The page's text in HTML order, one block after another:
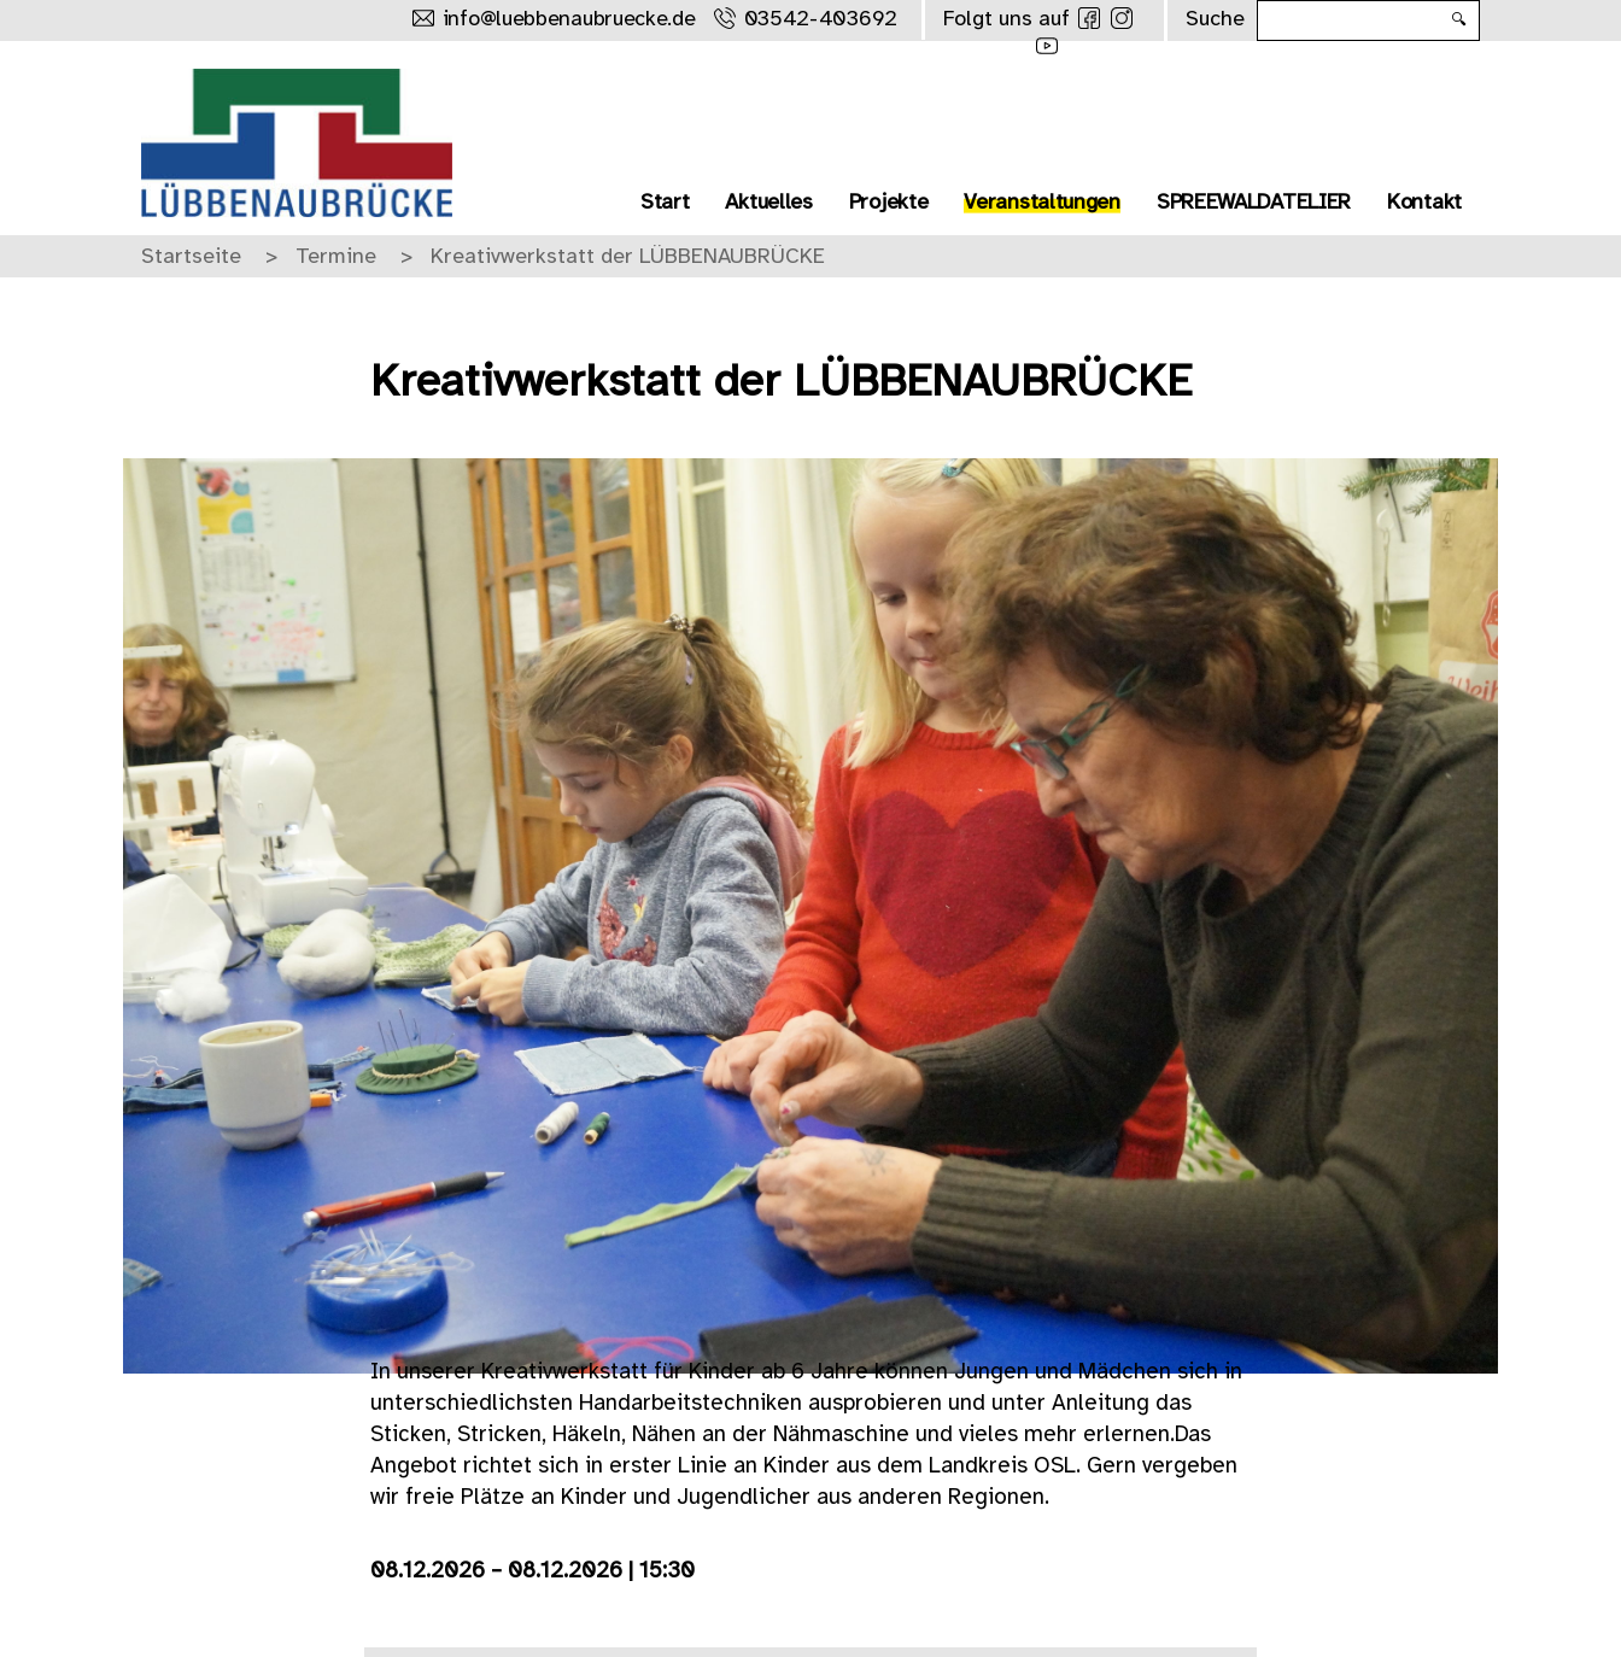
info@luebbenaubruecke.de 03542-403692 Folgt uns auf Suche 🔍
Start Aktuelles Projekte Veranstaltungen SPREEWALDATELIER Kontakt
Startseite Termine Kreativwerkstatt der LÜBBENAUBRÜCKE
Kreativwerkstatt der LÜBBENAUBRÜCKE
In unserer Kreativwerkstatt für Kinder ab 6 Jahre können Jungen und Mädchen sich in
unterschiedlichsten Handarbeitstechniken ausprobieren und unter Anleitung das
Sticken, Stricken, Häkeln, Nähen an der Nähmaschine und vieles mehr erlernen.Das
Angebot richtet sich in erster Linie an Kinder aus dem Landkreis OSL. Gern vergeben
wir freie Plätze an Kinder und Jugendlicher aus anderen Regionen.
08.12.2026 – 08.12.2026 | 15:30